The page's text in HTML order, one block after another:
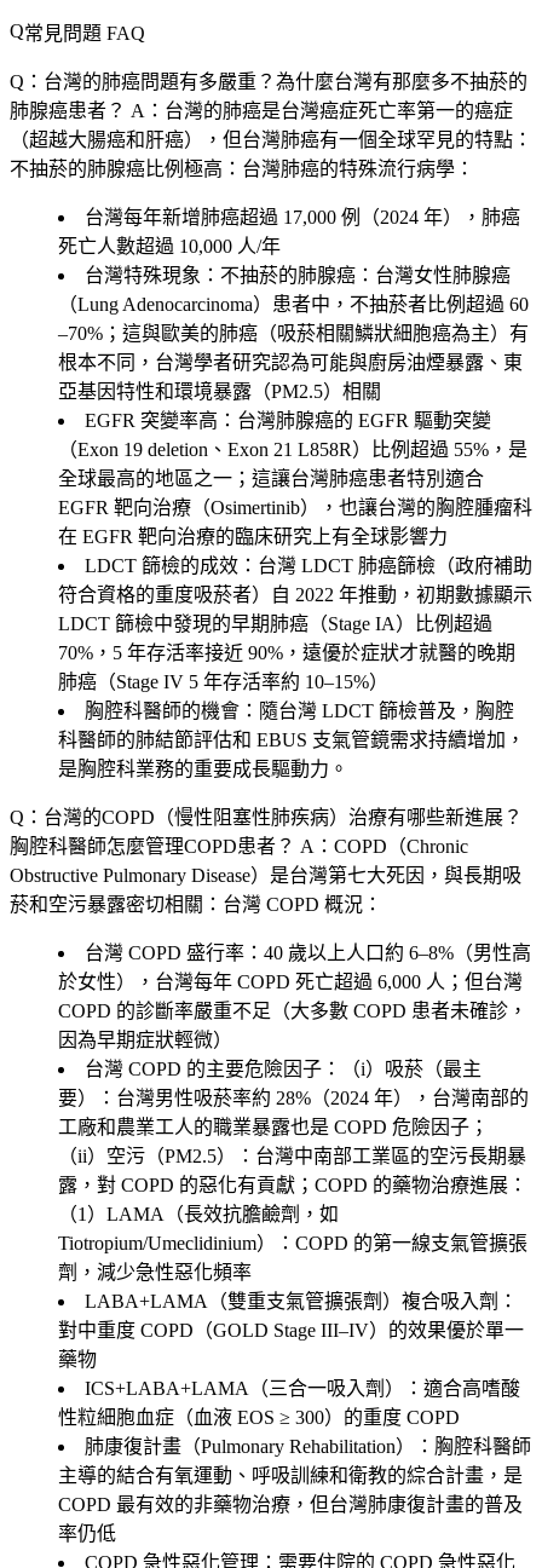
常見問題 FAQ
Q：台灣的肺癌問題有多嚴重？為什麼台灣有那麼多不抽菸的
肺腺癌患者？ A：台灣的肺癌是台灣癌症死亡率第一的癌症
（超越大腸癌和肝癌），但台灣肺癌有一個全球罕見的特點：
不抽菸的肺腺癌比例極高：台灣肺癌的特殊流行病學：
台灣每年新增肺癌超過 17,000 例（2024 年），肺癌
死亡人數超過 10,000 人/年
台灣特殊現象：不抽菸的肺腺癌 ：台灣女性肺腺癌
（Lung Adenocarcinoma）患者中，不抽菸者比例超過 60
–70%；這與歐美的肺癌（吸菸相關鱗狀細胞癌為主）有
根本不同，台灣學者研究認為可能與廚房油煙暴露、東
亞基因特性和環境暴露（PM2.5）相關
EGFR 突變率高 ：台灣肺腺癌的 EGFR 驅動突變
（Exon 19 deletion、Exon 21 L858R）比例超過 55%，是
全球最高的地區之一；這讓台灣肺癌患者特別適合
EGFR 靶向治療（Osimertinib），也讓台灣的胸腔腫瘤科
在 EGFR 靶向治療的臨床研究上有全球影響力
LDCT 篩檢的成效：台灣 LDCT 肺癌篩檢（政府補助
符合資格的重度吸菸者）自 2022 年推動，初期數據顯示
LDCT 篩檢中發現的早期肺癌（Stage IA）比例超過
70%，5 年存活率接近 90%，遠優於症狀才就醫的晚期
肺癌（Stage IV 5 年存活率約 10–15%）
胸腔科醫師的機會：隨台灣 LDCT 篩檢普及，胸腔
科醫師的肺結節評估和 EBUS 支氣管鏡需求持續增加，
是胸腔科業務的重要成長驅動力。
Q：台灣的COPD（慢性阻塞性肺疾病）治療有哪些新進展？
胸腔科醫師怎麼管理COPD患者？ A：COPD（Chronic
Obstructive Pulmonary Disease）是台灣第七大死因，與長期吸
菸和空污暴露密切相關：台灣 COPD 概況：
台灣 COPD 盛行率：40 歲以上人口約 6–8%（男性高
於女性），台灣每年 COPD 死亡超過 6,000 人；但台灣
COPD 的診斷率嚴重不足（大多數 COPD 患者未確診，
因為早期症狀輕微）
台灣 COPD 的主要危險因子：（i）吸菸（最主
要）：台灣男性吸菸率約 28%（2024 年），台灣南部的
工廠和農業工人的職業暴露也是 COPD 危險因子；
（ii）空污（PM2.5）：台灣中南部工業區的空污長期暴
露，對 COPD 的惡化有貢獻；COPD 的藥物治療進展：
（1） LAMA（長效抗膽鹼劑，如
Tiotropium/Umeclidinium）
：COPD 的第一線支氣管擴張
劑，減少急性惡化頻率
LABA+LAMA（雙重支氣管擴張劑）複合吸入劑 ：
對中重度 COPD（GOLD Stage III–IV）的效果優於單一
藥物
ICS+LABA+LAMA（三合一吸入劑）
：適合高嗜酸
性粒細胞血症（血液 EOS ≥ 300）的重度 COPD
肺康復計畫（Pulmonary Rehabilitation）
：胸腔科醫師
主導的結合有氧運動、呼吸訓練和衛教的綜合計畫，是
COPD 最有效的非藥物治療，但台灣肺康復計畫的普及
率仍低
COPD 急性惡化管理：需要住院的 COPD 急性惡化